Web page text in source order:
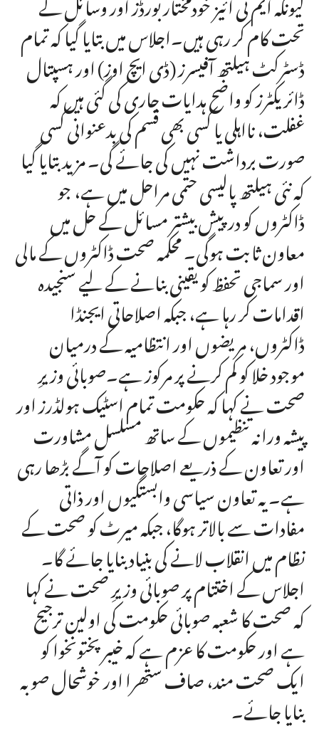
تحت کام کر رہی ہیں۔اجلاس میں بتایا گیا کہ تمام
ڈسٹرکٹ ہیلتھ آفیسرز (ڈی ایچ اوز) اور ہسپتال
ڈائریکٹرز کو واضح ہدایات جاری کی گئی ہیں کہ
غفلت، نااہلی یا کسی بھی قسم کی بدعنوانی کسی
صورت برداشت نہیں کی جائے گی۔ مزید بتایا گیا
کہ نئی ہیلتھ پالیسی حتمی مراحل میں ہے، جو
ڈاکٹروں کو درپیش بیشتر مسائل کے حل میں
معاون ثابت ہوگی۔ محکمہ صحت ڈاکٹروں کے مالی
اور سماجی تحفظ کو یقینی بنانے کے لیے سنجیدہ
اقدامات کر رہا ہے، جبکہ اصلاحاتی ایجنڈا
ڈاکٹروں، مریضوں اور انتظامیہ کے درمیان
موجود خلا کو کم کرنے پر مرکوز ہے۔صوبائی وزیرِ
صحت نے کہا کہ حکومت تمام اسٹیک ہولڈرز اور
پیشہ ورانہ تنظیموں کے ساتھ مسلسل مشاورت
اور تعاون کے ذریعے اصلاحات کو آگے بڑھا رہی
ہے۔ یہ تعاون سیاسی وابستگیوں اور ذاتی
مفادات سے بالاتر ہوگا، جبکہ میرٹ کو صحت کے
نظام میں انقلاب لانے کی بنیاد بنایا جائے گا۔
اجلاس کے اختتام پر صوبائی وزیرِ صحت نے کہا
کہ صحت کا شعبہ صوبائی حکومت کی اولین ترجیح
ہے اور حکومت کا عزم ہے کہ خیبر پختونخوا کو
ایک صحت مند، صاف ستھرا اور خوشحال صوبہ
بنایا جائے۔